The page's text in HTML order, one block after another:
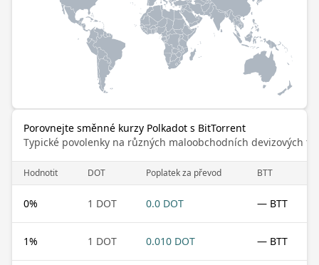
Porovnejte směnné kurzy Polkadot s BitTorrent
Typické povolenky na různých maloobchodních devizových
Hodnotit DOT Poplatek za převod BTT
0% 1 DOT 0.0 DOT — BTT
1% 1 DOT 0.010 DOT — BTT